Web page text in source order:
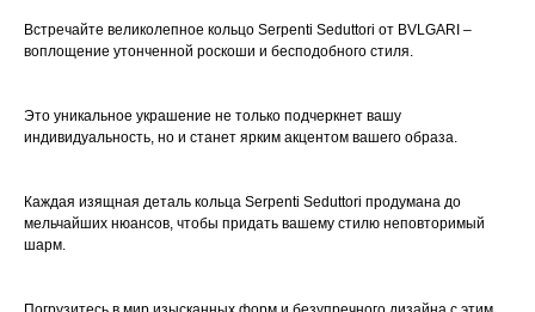
Встречайте великолепное кольцо Serpenti Seduttori от BVLGARI –
воплощение утонченной роскоши и бесподобного стиля.
Это уникальное украшение не только подчеркнет вашу
индивидуальность, но и станет ярким акцентом вашего образа.
Каждая изящная деталь кольца Serpenti Seduttori продумана до
мельчайших нюансов, чтобы придать вашему стилю неповторимый
шарм.